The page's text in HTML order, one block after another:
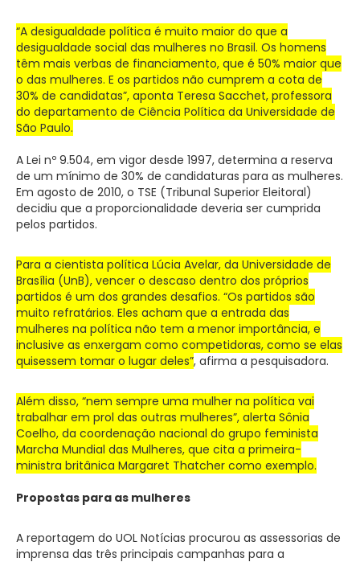
“A desigualdade política é muito maior do que a
desigualdade social das mulheres no Brasil. Os homens
têm mais verbas de financiamento, que é 50% maior que
o das mulheres. E os partidos não cumprem a cota de
30% de candidatas”, aponta Teresa Sacchet, professora
do departamento de Ciência Política da Universidade de
São Paulo.
A Lei nº 9.504, em vigor desde 1997, determina a reserva
de um mínimo de 30% de candidaturas para as mulheres.
Em agosto de 2010, o TSE (Tribunal Superior Eleitoral)
decidiu que a proporcionalidade deveria ser cumprida
pelos partidos.
Para a cientista política Lúcia Avelar, da Universidade de
Brasília (UnB), vencer o descaso dentro dos próprios
partidos é um dos grandes desafios. “Os partidos são
muito refratários. Eles acham que a entrada das
mulheres na política não tem a menor importância, e
inclusive as enxergam como competidoras, como se elas
quisessem tomar o lugar deles”, afirma a pesquisadora.
Além disso, “nem sempre uma mulher na política vai
trabalhar em prol das outras mulheres”, alerta Sônia
Coelho, da coordenação nacional do grupo feminista
Marcha Mundial das Mulheres, que cita a primeira-
ministra britânica Margaret Thatcher como exemplo.
Propostas para as mulheres
A reportagem do UOL Notícias procurou as assessorias de
imprensa das três principais campanhas para a